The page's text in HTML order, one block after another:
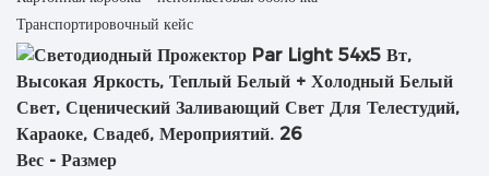
Транспортировочный кейс
Вес - Размер